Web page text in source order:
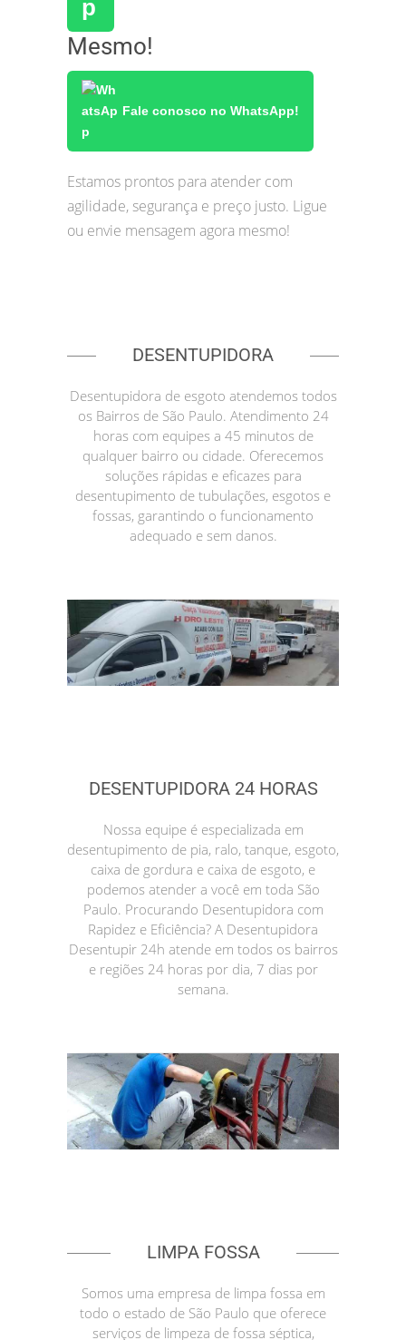
Mesmo!
Fale conosco no WhatsApp!
Estamos prontos para atender com
agilidade, segurança e preço justo. Ligue
ou envie mensagem agora mesmo!
DESENTUPIDORA
Desentupidora de esgoto atendemos todos
os Bairros de São Paulo. Atendimento 24
horas com equipes a 45 minutos de
qualquer bairro ou cidade. Oferecemos
soluções rápidas e eficazes para
desentupimento de tubulações, esgotos e
fossas, garantindo o funcionamento
adequado e sem danos.
DESENTUPIDORA 24 HORAS
Nossa equipe é especializada em
desentupimento de pia, ralo, tanque, esgoto,
caixa de gordura e caixa de esgoto, e
podemos atender a você em toda São
Paulo. Procurando Desentupidora com
Rapidez e Eficiência? A Desentupidora
Desentupir 24h atende em todos os bairros
e regiões 24 horas por dia, 7 dias por
semana.
LIMPA FOSSA
Somos uma empresa de limpa fossa em
todo o estado de São Paulo que oferece
serviços de limpeza de fossa séptica,